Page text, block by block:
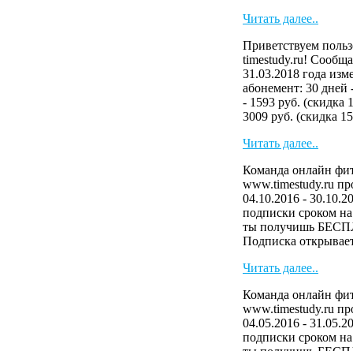
Читать далее..
Приветствуем
timestudy.ru!
31.03.2018 года
абонемент: 30 дней
- 1593 руб. (скидка
3009 руб. (скидка
Читать далее..
Команда онлайн
www.timestudy.ru
04.10.2016 -
подписки сроком
ты получишь
Подписка
Читать далее..
Команда онлайн
www.timestudy.ru
04.05.2016 -
подписки сроком